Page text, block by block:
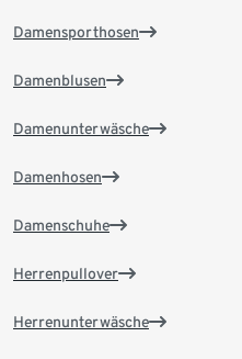
Damensporthosen
Damenblusen
Damenunterwäsche
Damenhosen
Damenschuhe
Herrenpullover
Herrenunterwäsche